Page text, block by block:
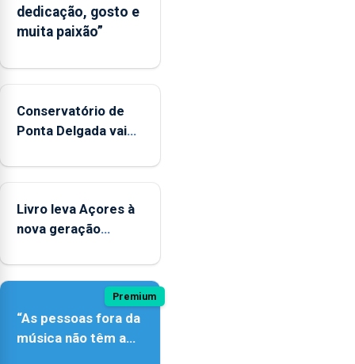
dedicação, gosto e
muita paixão”
Conservatório de
Ponta Delgada vai
instrumentos
Livro leva Açores à
nova geração
Premium
“As pessoas fora da
música não têm a